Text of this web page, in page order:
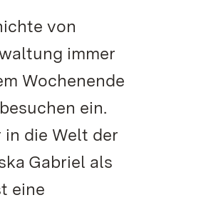
von
immer
Wochenende
ein.
in die Welt der
Gabriel als
eine